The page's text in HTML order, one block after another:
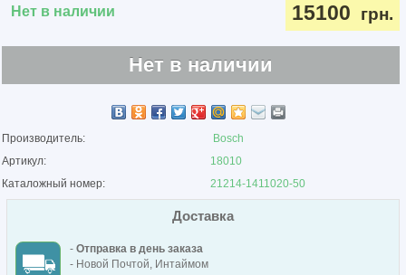
Нет в наличии 15100 грн.
Нет в наличии
Производитель:
Bosch
Артикул:
18010
Каталожный номер:
21214-1411020-50
Доставка
- Отправка в день заказа
- Новой Почтой, Интаймом